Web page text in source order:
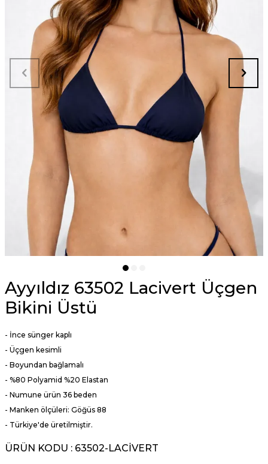
Ayyıldız 63502 Lacivert Üçgen
Bikini Üstü
- İnce sünger kaplı
- Üçgen kesimli
- Boyundan bağlamalı
- %80 Polyamid %20 Elastan
- Numune ürün 36 beden
- Manken ölçüleri: Göğüs 88
- Türkiye'de üretilmiştir.
ÜRÜN KODU : 63502-LACİVERT